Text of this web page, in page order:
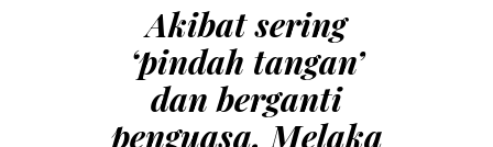
Akibat sering
‘pindah tangan’
dan berganti
penguasa, Melaka